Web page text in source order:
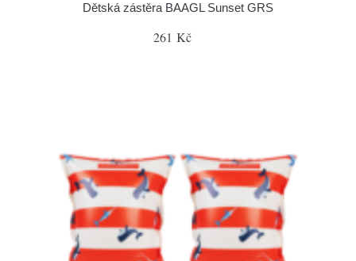
Dětská zástěra BAAGL Sunset GRS
261 Kč